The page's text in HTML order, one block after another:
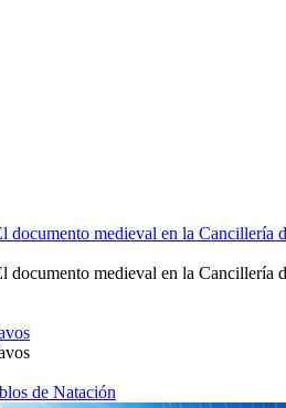
documento medieval en la Cancillería
documento medieval en la Cancillería
de Natación